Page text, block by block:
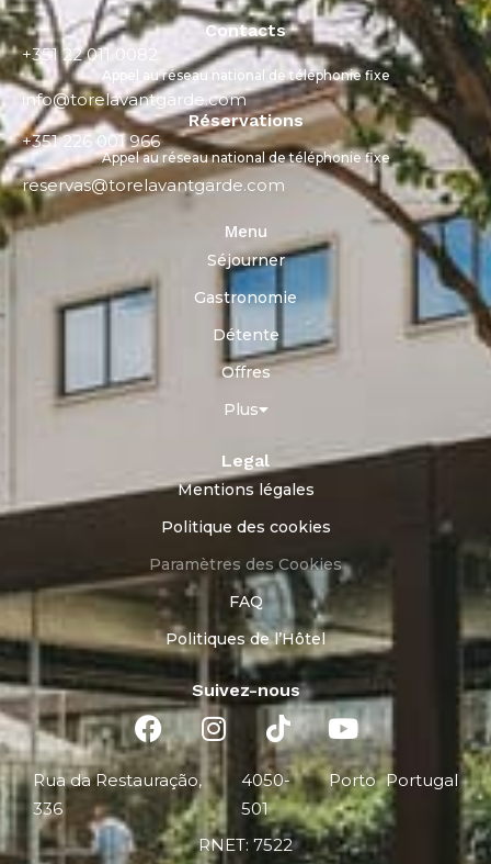
Contacts
+351 22 011 0082
Appel au réseau national de téléphonie fixe
info@torelavantgarde.com
Réservations
+351 226 001 966
Appel au réseau national de téléphonie fixe
reservas@torelavantgarde.com
Menu
Séjourner
Gastronomie
Détente
Offres
Plus
Legal
Mentions légales
Politique des cookies
Paramètres des Cookies
FAQ
Politiques de l’Hôtel
Suivez-nous
Rua da Restauração,
336
4050-
501
Porto Portugal
RNET: 7522